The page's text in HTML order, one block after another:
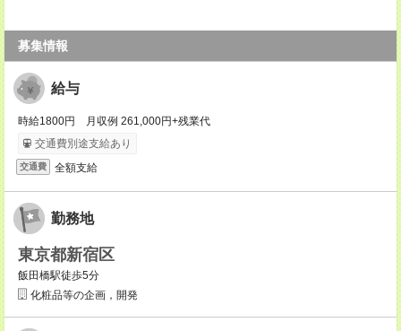
募集情報
給与
時給1800円 月収例 261,000円+残業代
交通費別途支給あり
交通費 全額支給
勤務地
東京都新宿区
飯田橋駅徒歩5分
化粧品等の企画，開発